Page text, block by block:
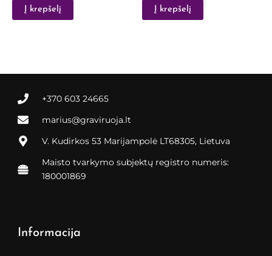
Į krepšelį Į krepšelį
+370 603 24665
marius@graviruoja.lt
V. Kudirkos 53 Marijampolė LT68305, Lietuva
Maisto tvarkymo subjektų registro numeris:
180001869
Informacija